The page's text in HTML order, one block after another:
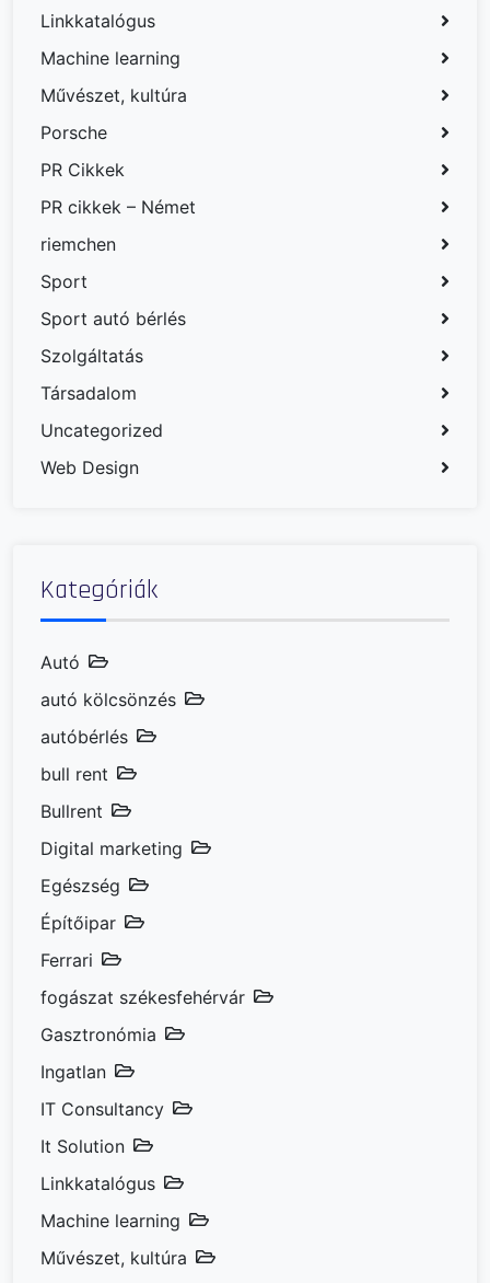
Linkkatalógus
Machine learning
Művészet, kultúra
Porsche
PR Cikkek
PR cikkek – Német
riemchen
Sport
Sport autó bérlés
Szolgáltatás
Társadalom
Uncategorized
Web Design
Kategóriák
Autó
autó kölcsönzés
autóbérlés
bull rent
Bullrent
Digital marketing
Egészség
Építőipar
Ferrari
fogászat székesfehérvár
Gasztronómia
Ingatlan
IT Consultancy
It Solution
Linkkatalógus
Machine learning
Művészet, kultúra